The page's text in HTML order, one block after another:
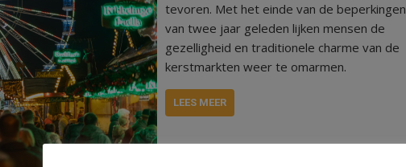
tevoren. Met het einde van de beperkingen
van twee jaar geleden lijken mensen de
gezelligheid en traditionele charme van de
kerstmarkten weer te omarmen.
LEES MEER